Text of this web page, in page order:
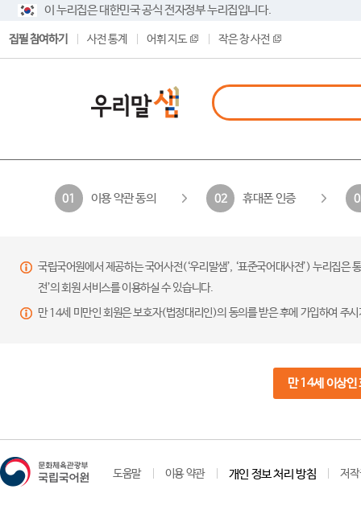
이 누리집은 대한민국 공식 전자정부 누리집입니다.
집필 참여하기 사전 통계 어휘 지도 작은 창 사전
01 이용 약관 동의 02 휴대폰 인증
국립국어원에서 제공하는 국어사전(‘우리말샘’, ‘표준국어대사전’) 누리집
전’의 회원 서비스를 이용하실 수 있습니다.
만 14세 미만인 회원은 보호자(법정대리인)의 동의를 받은 후에 가입하여 주
만 14세 이상인
도움말 이용 약관 개인 정보 처리 방침 저